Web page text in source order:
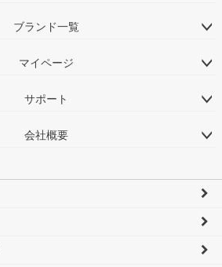
ブランド一覧
マイページ
サポート
会社概要